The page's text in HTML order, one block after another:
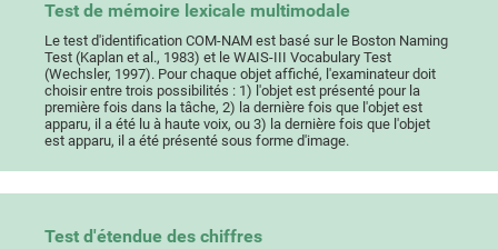
Test de mémoire lexicale multimodale
Le test d'identification COM-NAM est basé sur le Boston Naming
Test (Kaplan et al., 1983) et le WAIS-III Vocabulary Test
(Wechsler, 1997). Pour chaque objet affiché, l'examinateur doit
choisir entre trois possibilités : 1) l'objet est présenté pour la
première fois dans la tâche, 2) la dernière fois que l'objet est
apparu, il a été lu à haute voix, ou 3) la dernière fois que l'objet
est apparu, il a été présenté sous forme d'image.
Test d'étendue des chiffres